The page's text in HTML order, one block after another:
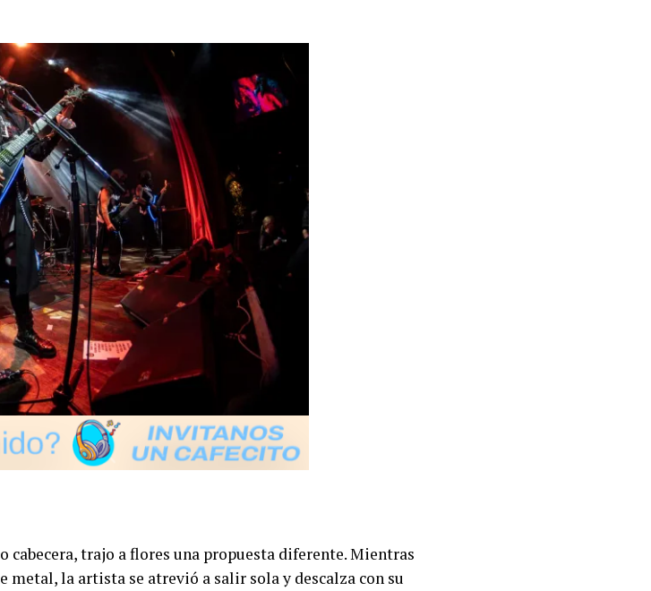
cabecera, trajo a flores una propuesta diferente. Mientras
metal, la artista se atrevió a salir sola y descalza con su